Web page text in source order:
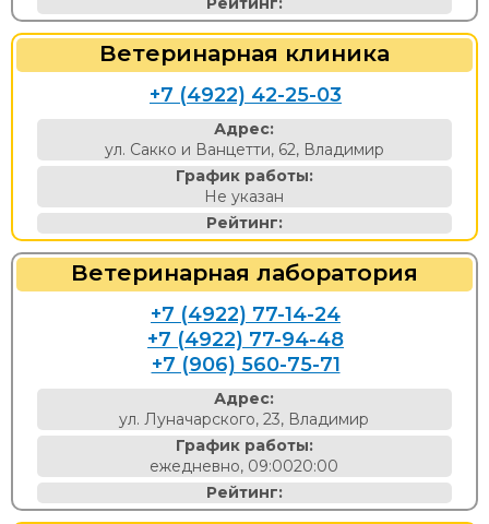
Ветеринарная клиника
+7 (4922) 42-25-03
Адрес:
ул. Сакко и Ванцетти, 62, Владимир
График работы:
Не указан
Рейтинг:
Ветеринарная лаборатория
+7 (4922) 77-14-24
+7 (4922) 77-94-48
+7 (906) 560-75-71
Адрес:
ул. Луначарского, 23, Владимир
График работы:
ежедневно, 09:0020:00
Рейтинг: